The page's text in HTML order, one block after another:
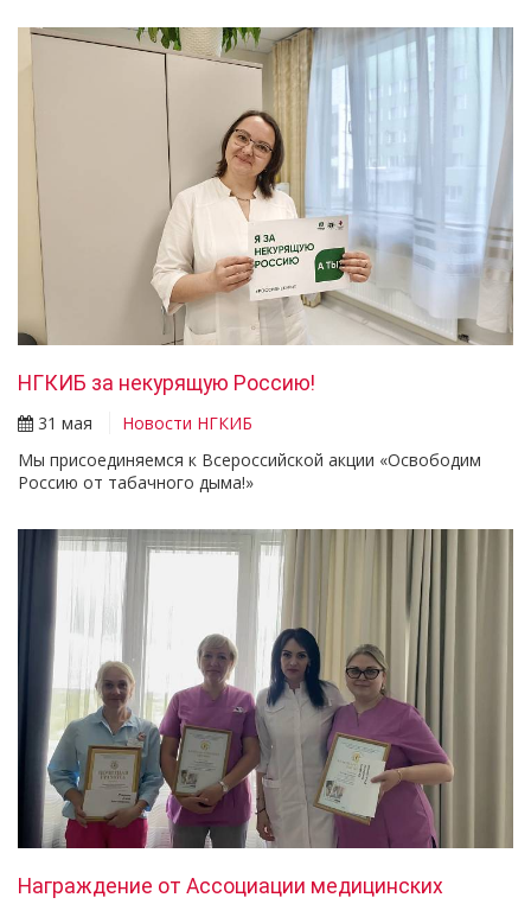
НГКИБ за некурящую Россию!
31 мая
Новости НГКИБ
Мы присоединяемся к Всероссийской акции «Освободим
Россию от табачного дыма!»
Награждение от Ассоциации медицинских